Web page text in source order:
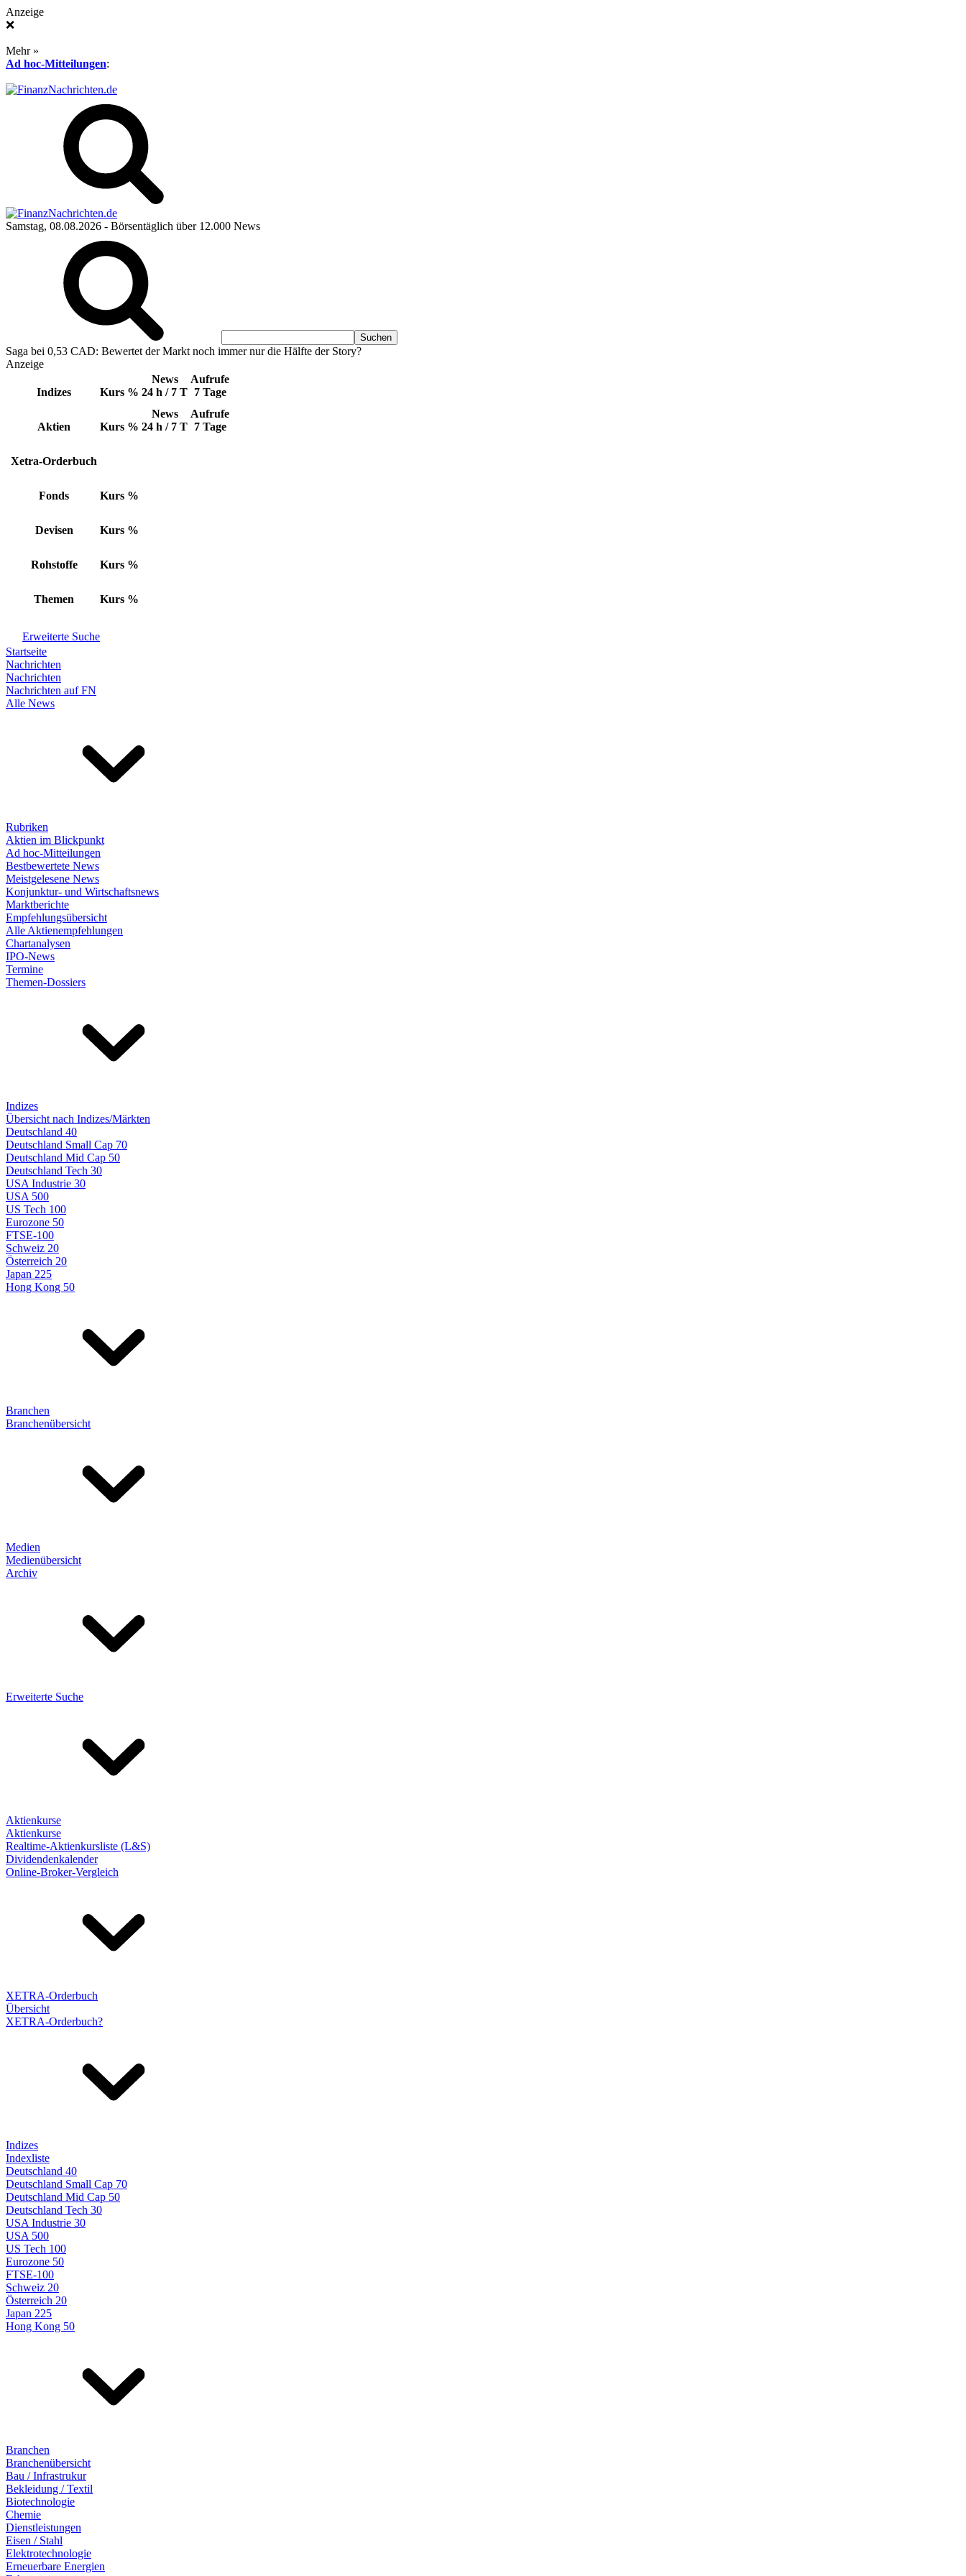
Anzeige
❌
Mehr »
Ad hoc-Mitteilungen:
Samstag, 08.08.2026 - Börsentäglich über 12.000 News
Saga bei 0,53 CAD: Bewertet der Markt noch immer nur die Hälfte der Story?
Anzeige
Indizes Kurs %
News
24 h / 7 T
Aufrufe
7 Tage
Aktien Kurs %
News
24 h / 7 T
Aufrufe
7 Tage
Xetra-Orderbuch
Fonds Kurs %
Devisen Kurs %
Rohstoffe Kurs %
Themen Kurs %
Erweiterte Suche
Startseite
Nachrichten
Nachrichten
Nachrichten auf FN
Alle News
Rubriken
Aktien im Blickpunkt
Ad hoc-Mitteilungen
Bestbewertete News
Meistgelesene News
Konjunktur- und Wirtschaftsnews
Marktberichte
Empfehlungsübersicht
Alle Aktienempfehlungen
Chartanalysen
IPO-News
Termine
Themen-Dossiers
Indizes
Übersicht nach Indizes/Märkten
Deutschland 40
Deutschland Small Cap 70
Deutschland Mid Cap 50
Deutschland Tech 30
USA Industrie 30
USA 500
US Tech 100
Eurozone 50
FTSE-100
Schweiz 20
Österreich 20
Japan 225
Hong Kong 50
Branchen
Branchenübersicht
Medien
Medienübersicht
Archiv
Erweiterte Suche
Aktienkurse
Aktienkurse
Realtime-Aktienkursliste (L&S)
Dividendenkalender
Online-Broker-Vergleich
XETRA-Orderbuch
Übersicht
XETRA-Orderbuch?
Indizes
Indexliste
Deutschland 40
Deutschland Small Cap 70
Deutschland Mid Cap 50
Deutschland Tech 30
USA Industrie 30
USA 500
US Tech 100
Eurozone 50
FTSE-100
Schweiz 20
Österreich 20
Japan 225
Hong Kong 50
Branchen
Branchenübersicht
Bau / Infrastrukur
Bekleidung / Textil
Biotechnologie
Chemie
Dienstleistungen
Eisen / Stahl
Elektrotechnologie
Erneuerbare Energien